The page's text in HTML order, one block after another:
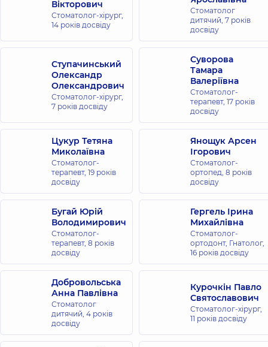
Вікторович
Стоматолог-хірург,
14 років досвіду
Стоматолог
дитячий, 7 років
досвіду
Ступачинський
Олександр
Олександрович
Стоматолог-хірург,
7 років досвіду
Суворова
Тамара
Валеріївна
Стоматолог-
терапевт, 17 років
досвіду
Цукур Тетяна
Миколаївна
Стоматолог-
терапевт, 19 років
досвіду
Янощук Арсен
Ігорович
Стоматолог-
ортопед, 8 років
досвіду
Бугай Юрій
Володимирович
Стоматолог-
терапевт, 8 років
досвіду
Гергель Ірина
Михайлівна
Стоматолог-
ортодонт, Гнатолог,
16 років досвіду
Добровольська
Анна Павлівна
Стоматолог
дитячий, 4 років
досвіду
Курочкін Павло
Святославович
Стоматолог-хірург,
11 років досвіду